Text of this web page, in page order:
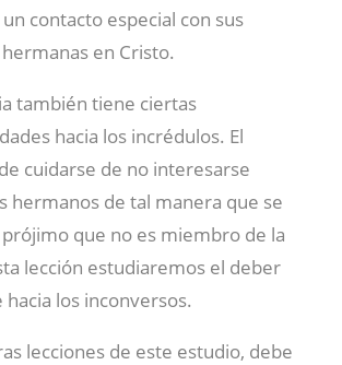
contacto especial con sus
en Cristo.
también tiene ciertas
hacia los incrédulos. El
cuidarse de no interesarse
hermanos de tal manera que se
que no es miembro de la
lección estudiaremos el deber
los inconversos.
lecciones de este estudio, debe